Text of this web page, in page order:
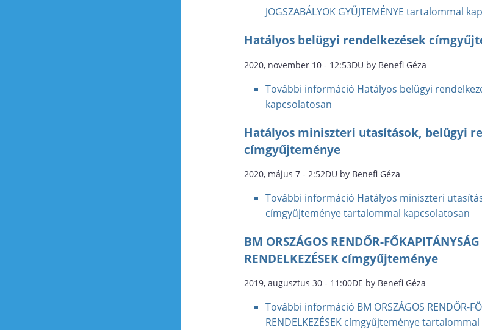
JOGSZABÁLYOK GYŰJTEMÉNYE tartalommal
Hatályos belügyi rendelkezések
2020, november 10 - 12:53DU by Benefi Géza
További információ Hatályos belügyi
kapcsolatosan
Hatályos miniszteri utasítások, belügyi
címgyűjteménye
2020, május 7 - 2:52DU by Benefi Géza
További információ Hatályos miniszteri
címgyűjteménye tartalommal kapcsolatosan
BM ORSZÁGOS RENDŐR-
RENDELKEZÉSEK címgyűjteménye
2019, augusztus 30 - 11:00DE by Benefi Géza
További információ BM ORSZÁGOS RENDŐR-
RENDELKEZÉSEK címgyűjteménye